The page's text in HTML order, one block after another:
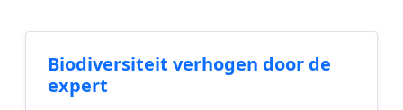
Biodiversiteit verhogen door de
expert